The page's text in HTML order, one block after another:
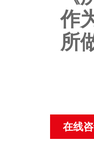
作
所
在线